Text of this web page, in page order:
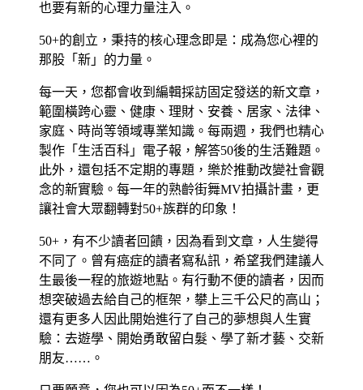
也要有新的心理力量注入。
50+的創立，秉持的核心理念即是：成為您心裡的
那股「新」的力量。
每一天，您都會收到編輯採訪固定發送的新文章，
範圍橫跨心靈、健康、理財、安養、居家、法律、
家庭、時尚等領域專業知識。每兩週，我們也精心
製作「生活百科」電子報，解答50後的生活難題。
此外，還包括不定期的專題，樂於推動改變社會觀
念的新實驗。每一年的熟齡街舞MV拍攝計畫，更
讓社會大眾翻轉對50+族群的印象！
50+，有不少讀者回饋，因為看到文章，人生變得
不同了。曾有癌症的讀者寫私訊，希望我們建議人
生最後一程的旅遊地點。有行動不便的讀者，因而
想突破過去給自己的框架，攀上三千公尺的高山；
還有更多人因此開始進行了自己的夢想與人生實
驗：去遊學、開始勇敢留白髮、學了新才藝、交新
朋友……。